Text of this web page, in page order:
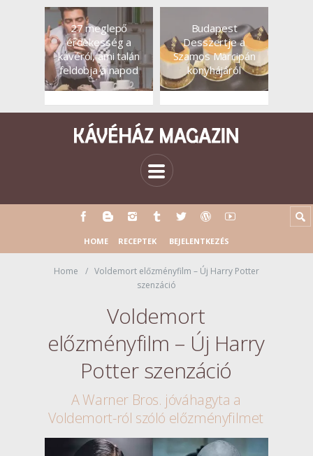
27 meglepő
érdekesség a
kávéról, ami talán
feldobja a napod
Budapest
Desszertje a
Szamos Marcipán
konyhájáról
HOME RECEPTEK BEJELENTKEZÉS
Home
Voldemort előzményfilm – Új Harry Potter
szenzáció
Voldemort
előzményfilm – Új Harry
Potter szenzáció
A Warner Bros. jóváhagyta a
Voldemort-ról szóló előzményfilmet